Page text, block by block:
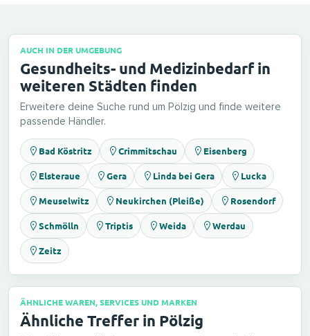
AUCH IN DER UMGEBUNG
Gesundheits- und Medizinbedarf in
weiteren Städten finden
Erweitere deine Suche rund um Pölzig und finde weitere
passende Händler.
Bad Köstritz Crimmitschau Eisenberg
Elsteraue Gera Linda bei Gera Lucka
Meuselwitz Neukirchen (Pleiße) Rosendorf
Schmölln Triptis Weida Werdau
Zeitz
ÄHNLICHE WAREN, SERVICES UND MARKEN
Ähnliche Treffer in Pölzig